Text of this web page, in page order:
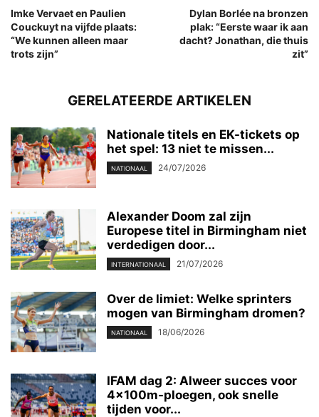
Imke Vervaet en Paulien
Couckuyt na vijfde plaats:
“We kunnen alleen maar
trots zijn”
Dylan Borlée na bronzen
plak: “Eerste waar ik aan
dacht? Jonathan, die thuis
zit”
GERELATEERDE ARTIKELEN
Nationale titels en EK-tickets op
het spel: 13 niet te missen...
NATIONAAL 24/07/2026
Alexander Doom zal zijn
Europese titel in Birmingham niet
verdedigen door...
INTERNATIONAAL 21/07/2026
Over de limiet: Welke sprinters
mogen van Birmingham dromen?
NATIONAAL 18/06/2026
IFAM dag 2: Alweer succes voor
4x100m-ploegen, ook snelle
tijden voor...